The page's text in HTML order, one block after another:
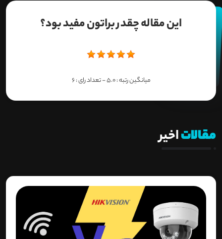
این مقاله چقدر براتون مفید بود؟
میانگین رتبه :5.0- تعداد رای :6
مقالاتاخیر